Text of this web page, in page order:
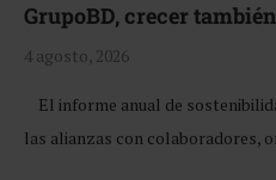
GrupoBD, crecer
4 agosto, 2026
El informe anual de
las alianzas con colaboradores,